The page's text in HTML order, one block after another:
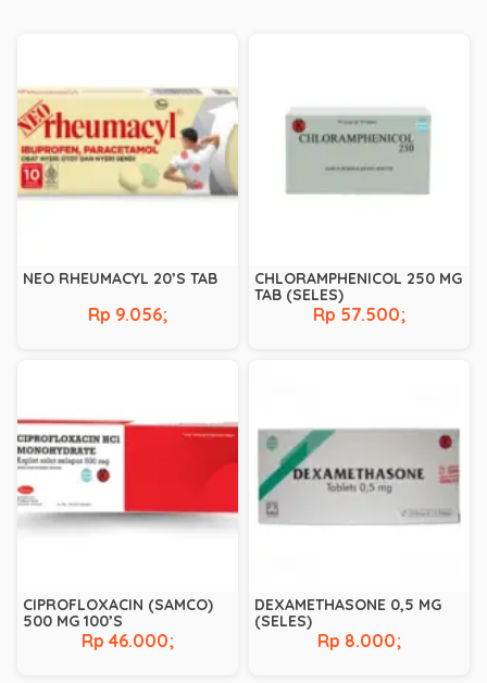
NEO RHEUMACYL 20’S TAB
Rp 9.056;
CHLORAMPHENICOL 250 MG
TAB (SELES)
Rp 57.500;
CIPROFLOXACIN (SAMCO)
500 MG 100’S
Rp 46.000;
DEXAMETHASONE 0,5 MG
(SELES)
Rp 8.000;